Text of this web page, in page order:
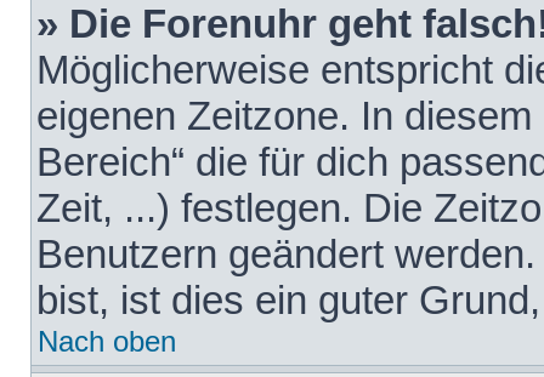
» Die Forenuhr geht
Möglicherweise entspricht
eigenen Zeitzone. In
Bereich“ die für dich
Zeit, ...) festlegen. Die
Benutzern geändert
bist, ist dies ein guter
Nach oben